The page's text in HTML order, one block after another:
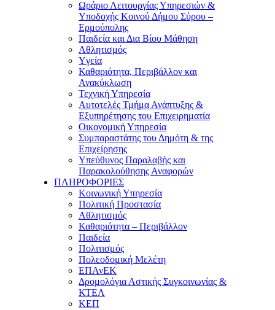
Ωράριο Λειτουργίας Υπηρεσιών &
Υποδοχής Κοινού Δήμου Σύρου –
Ερμούπολης
Παιδεία και Δια Βίου Μάθηση
Αθλητισμός
Yγεία
Καθαριότητα, Περιβάλλον και
Ανακύκλωση
Τεχνική Υπηρεσία
Αυτοτελές Τμήμα Ανάπτυξης &
Εξυπηρέτησης του Επιχειρηματία
Οικονομική Υπηρεσία
Συμπαραστάτης του Δημότη & της
Επιχείρησης
Υπεύθυνος Παραλαβής και
Παρακολούθησης Αναφορών
ΠΛΗΡΟΦΟΡΙΕΣ
Κοινωνική Υπηρεσία
Πολιτική Προστασία
Αθλητισμός
Καθαριότητα – Περιβάλλον
Παιδεία
Πολιτισμός
Πολεοδομική Μελέτη
ΕΠΑνΕΚ
Δρομολόγια Αστικής Συγκοινωνίας &
ΚΤΕΛ
ΚΕΠ